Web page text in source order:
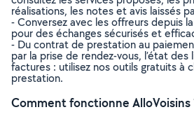
réalisations, les notes et avis laissés
- Conversez avec les offreurs depuis
pour des échanges sécurisés et
- Du contrat de prestation au
par la prise de rendez-vous, l’état
factures : utilisez nos outils gratuits à
prestation.
Comment fonctionne AlloVoisins